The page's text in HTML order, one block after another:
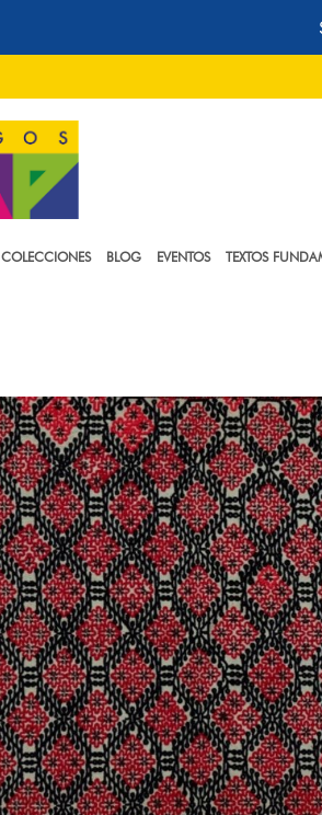
COLECCIONES BLOG EVENTOS TEXTOS